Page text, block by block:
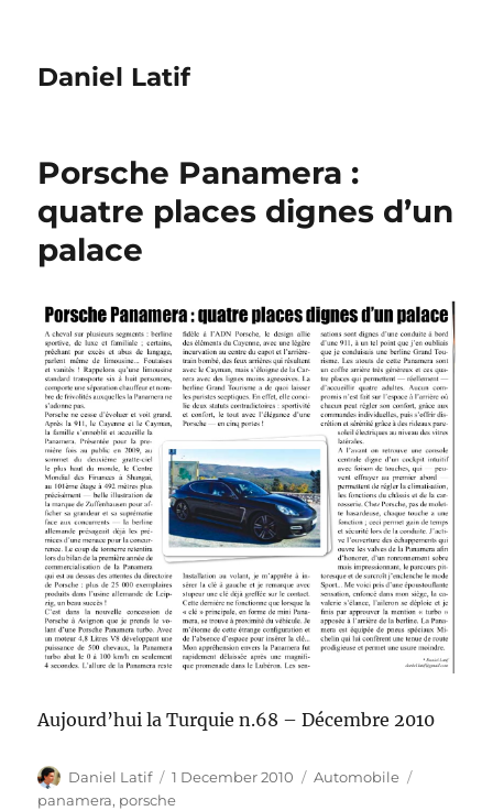
Daniel Latif
Porsche Panamera :
quatre places dignes d’un
palace
Aujourd’hui la Turquie n.68 – Décembre 2010
Author
Daniel Latif
Posted
on
1 December 2010 Categories
Automobile
panamera, porsche